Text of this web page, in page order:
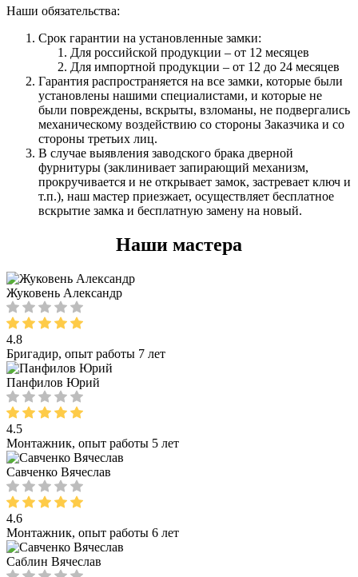
Наши обязательства:
Срок гарантии на установленные замки:
Для российской продукции – от 12 месяцев
Для импортной продукции – от 12 до 24 месяцев
Гарантия распространяется на все замки, которые были
установлены нашими специалистами, и которые не
были повреждены, вскрыты, взломаны, не подвергались
механическому воздействию со стороны Заказчика и со
стороны третьих лиц.
В случае выявления заводского брака дверной
фурнитуры (заклинивает запирающий механизм,
прокручивается и не открывает замок, застревает ключ и
т.п.), наш мастер приезжает, осуществляет бесплатное
вскрытие замка и бесплатную замену на новый.
Наши мастера
Жуковень Александр
4.8
Бригадир, опыт работы 7 лет
Панфилов Юрий
4.5
Монтажник, опыт работы 5 лет
Савченко Вячеслав
4.6
Монтажник, опыт работы 6 лет
Саблин Вячеслав